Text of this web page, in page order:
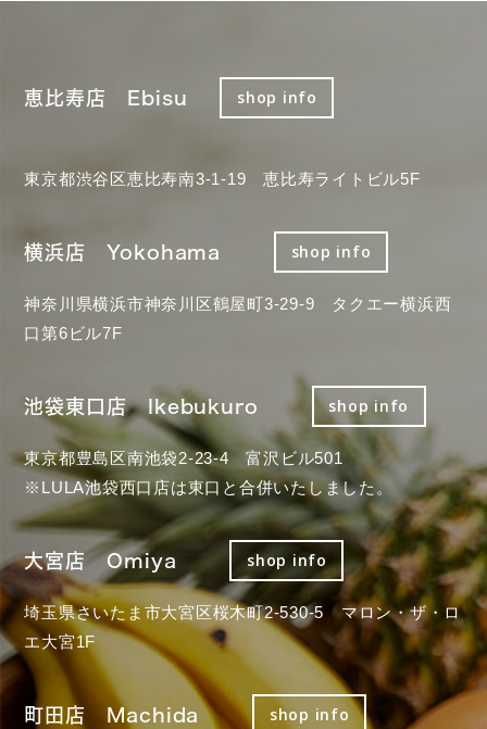
恵比寿店 Ebisu shop info
東京都渋谷区恵比寿南3-1-19 恵比寿ライトビル5F
横浜店 Yokohama shop info
神奈川県横浜市神奈川区鶴屋町3-29-9 タクエー横浜西
口第6ビル7F
池袋東口店 Ikebukuro shop info
東京都豊島区南池袋2-23-4 富沢ビル501
※LULA池袋西口店は東口と合併いたしました。
大宮店 Omiya shop info
埼玉県さいたま市大宮区桜木町2-530-5 マロン・ザ・ロ
エ大宮1F
町田店 Machida shop info